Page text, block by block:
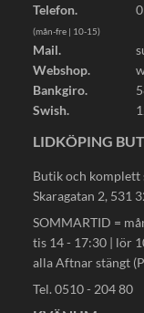
Telefon.
(mån-fre | 10-15)
Mail.
Webshop.
Bankgiro.
Swish.
LIDKÖPING
Butik och komplett
Skaragatan 2, 531
SOMMARTID =
tis 14 - 17:30 | lör
alla Aftnar stängt
Tel. 0510 - 204 80